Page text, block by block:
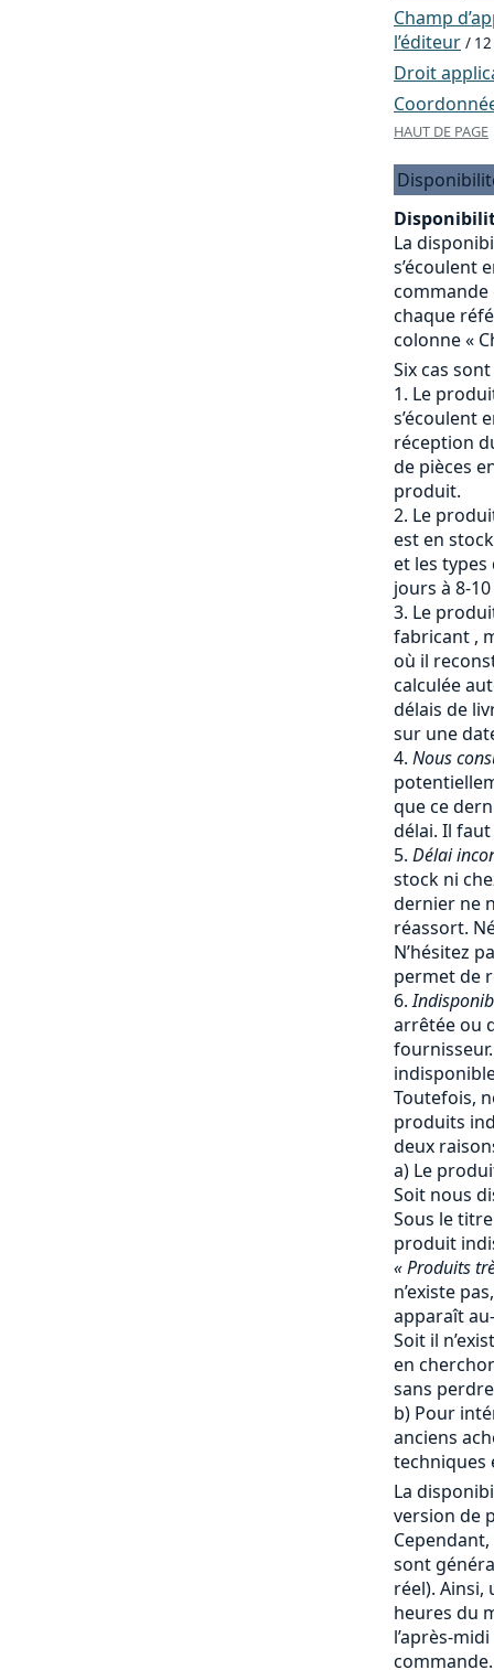
Champ
l’éditeur / 12
Droit
HAUT DE PAGE
La
s’écoulent
commande
chaque
colonne «
Six cas
Le
s’écoulent
réception
de pièces
produit.
Le
est en
et les types
jours à 8-
Le
fabricant ,
où il
calculée
délais de
sur une
Nous
que ce
délai. Il
Délai
stock ni
dernier ne
réassort.
N’hésitez
permet de
arrêtée ou
Toutefois,
produits
deux
a) Le
Soit nous
Sous le
produit
« Produits
n’existe
apparaît
Soit il
en
sans
b) Pour
anciens
techniques
La
version de
sont
réel).
heures du
l’après-